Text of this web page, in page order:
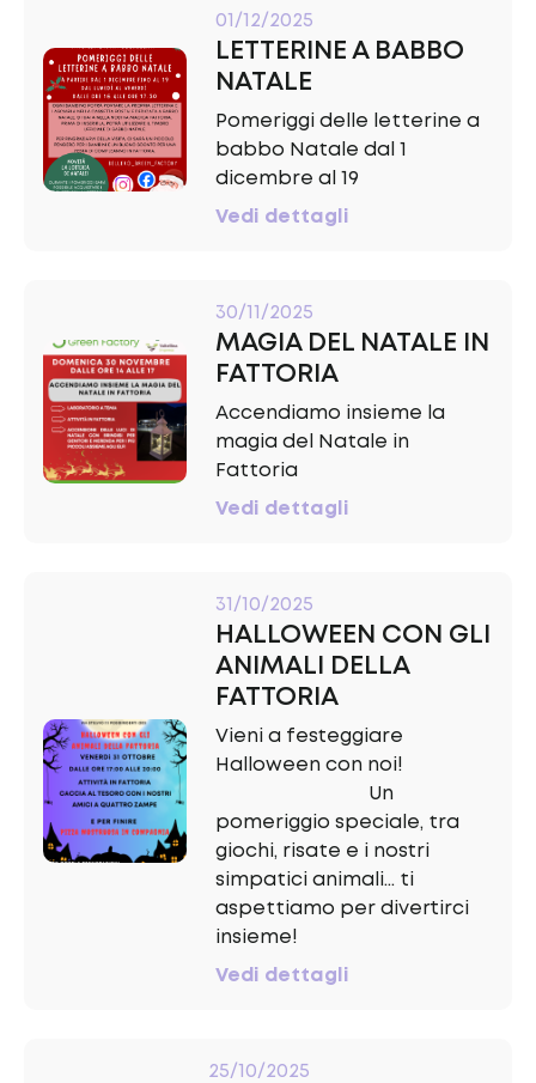
01/12/2025
LETTERINE A BABBO
NATALE
Pomeriggi delle letterine a
babbo Natale dal 1
dicembre al 19
Vedi dettagli
30/11/2025
MAGIA DEL NATALE IN
FATTORIA
Accendiamo insieme la
magia del Natale in
Fattoria
Vedi dettagli
31/10/2025
HALLOWEEN CON GLI
ANIMALI DELLA
FATTORIA
Vieni a festeggiare
Halloween con noi!
Un
pomeriggio speciale, tra
giochi, risate e i nostri
simpatici animali... ti
aspettiamo per divertirci
insieme!
Vedi dettagli
25/10/2025